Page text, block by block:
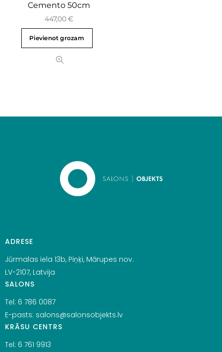
Cemento 50cm
447,00€
Pievienot grozam
ADRESE
Jūrmalas iela 13b, Piņķi, Mārupes nov.
LV-2107, Latvija
SALONS
Tel: 6 786 0087
E-pasts: salons@salonsobjekts.lv
KRĀSU CENTRS
Tel: 6 761 9913